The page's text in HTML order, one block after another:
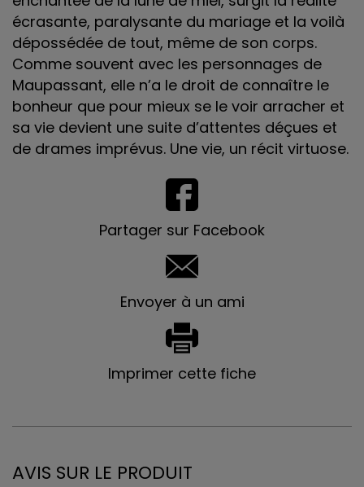
écrasante, paralysante du mariage et la voilà
dépossédée de tout, même de son corps.
Comme souvent avec les personnages de
Maupassant, elle n’a le droit de connaître le
bonheur que pour mieux se le voir arracher et
sa vie devient une suite d’attentes déçues et
de drames imprévus. Une vie, un récit virtuose.
Partager sur Facebook
Envoyer à un ami
Imprimer cette fiche
AVIS SUR LE PRODUIT